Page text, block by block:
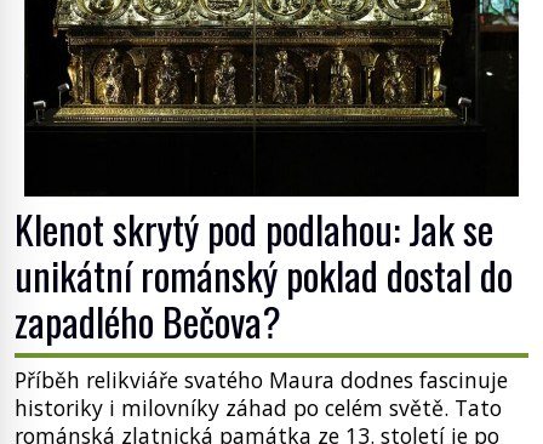
Klenot skrytý pod podlahou: Jak se
unikátní románský poklad dostal do
zapadlého Bečova?
Příběh relikviáře svatého Maura dodnes fascinuje
historiky i milovníky záhad po celém světě. Tato
románská zlatnická památka ze 13. století je po